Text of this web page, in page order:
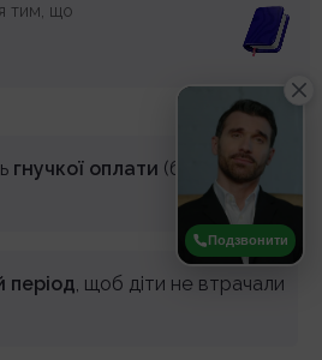
тим, що
гнучкої оплати (будь-які
період, щоб діти не втрачали
Подзвонити